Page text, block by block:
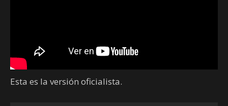
Esta es la versión oficialista.